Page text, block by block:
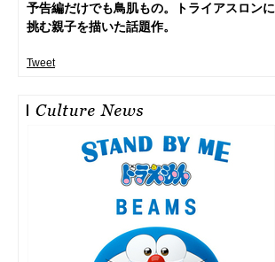
予告編だけでも鳥肌もの。トライアスロンに
挑む親子を描いた話題作。
Tweet